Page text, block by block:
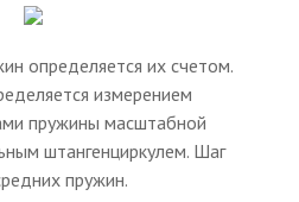
определяется их счетом.
измерением
пружины масштабной
штангенциркулем. Шаг
пружин.